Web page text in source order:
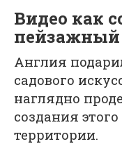
Видео как
пейзажный
Англия
садового
наглядно
создания
территории.